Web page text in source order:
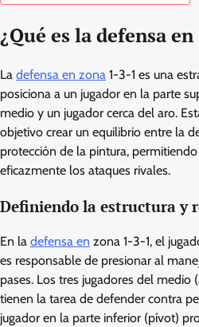
¿Qué es la defensa
La defensa en zona 1-3-1 es una
posiciona a un jugador en la parte
medio y un jugador cerca del aro.
objetivo crear un equilibrio entre la
protección de la pintura,
eficazmente los ataques rivales.
Definiendo la estructura y
En la defensa en zona 1-3-1, el
es responsable de presionar al
pases. Los tres jugadores del medio
tienen la tarea de defender contra
jugador en la parte inferior (pívot)